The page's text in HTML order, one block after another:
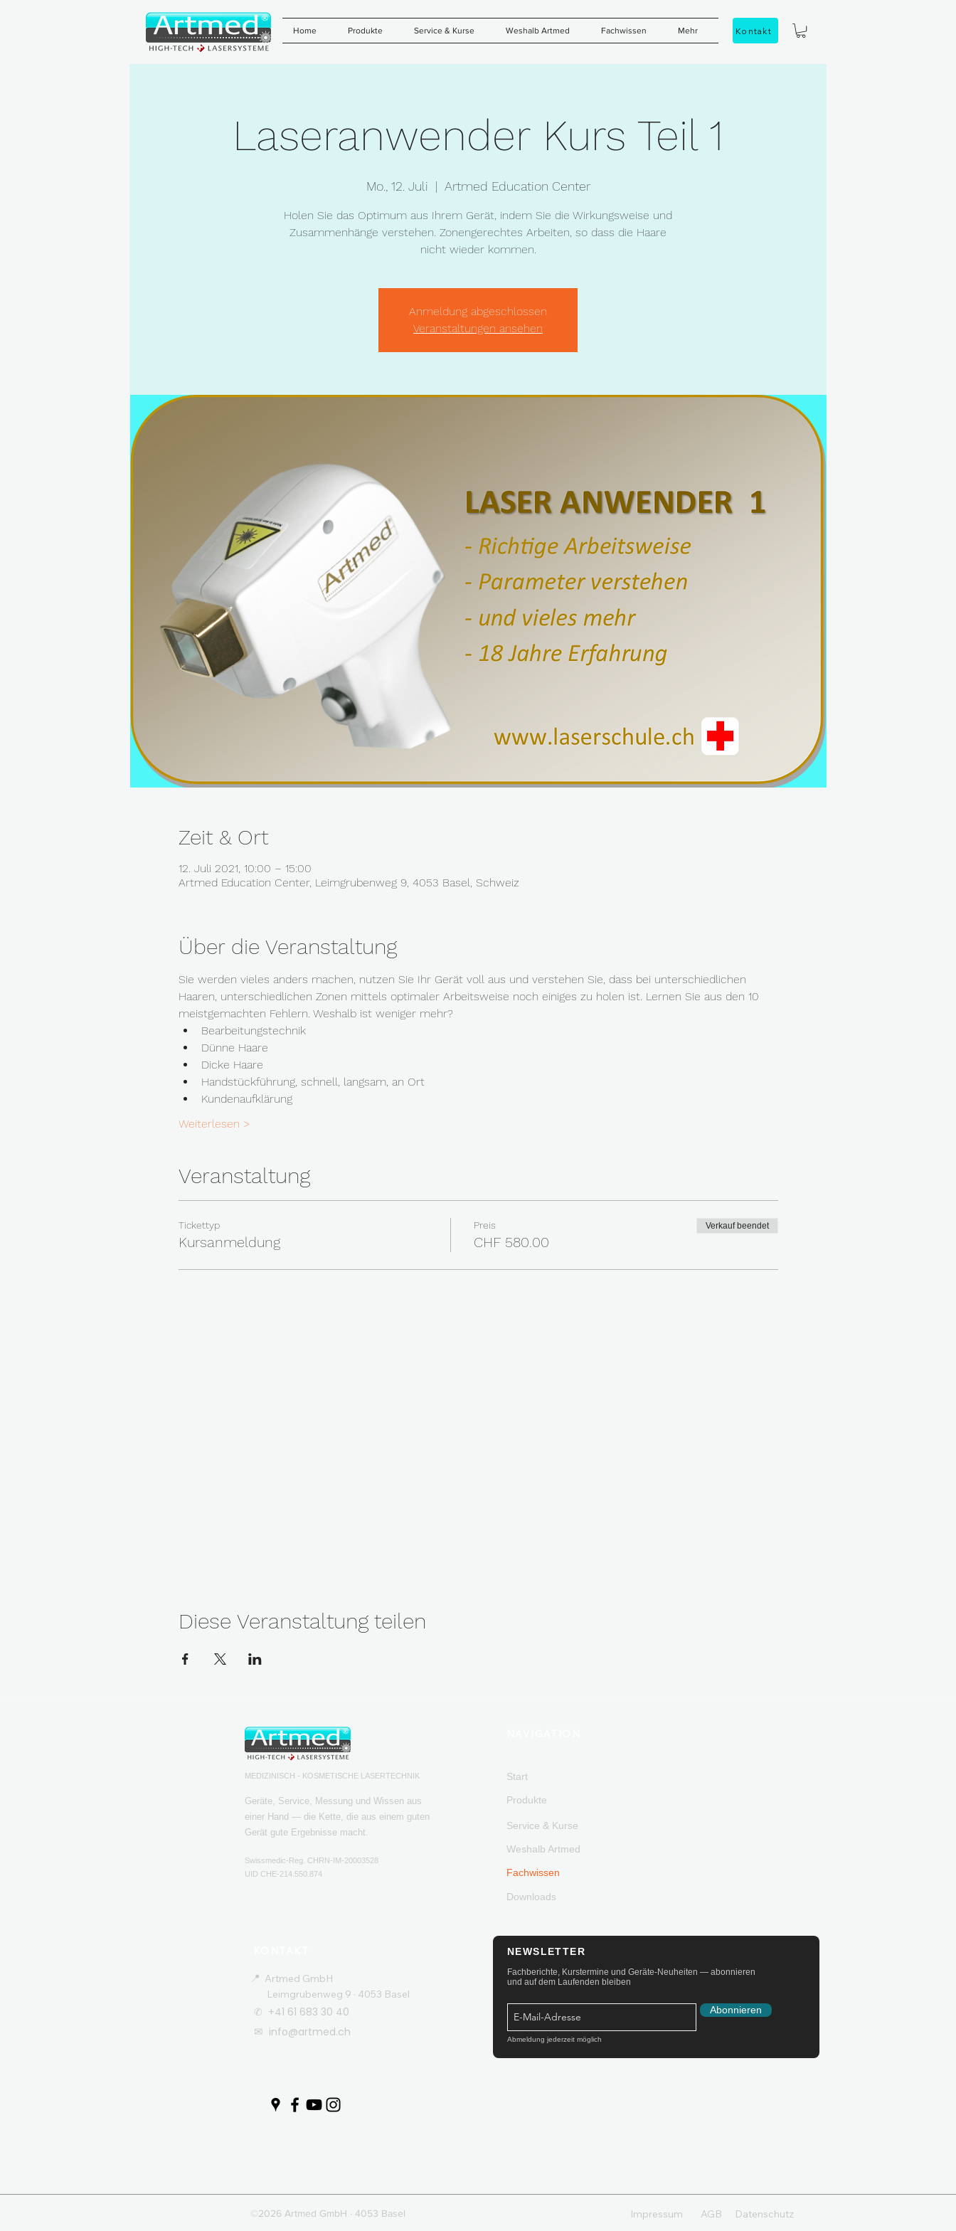
Home Produkte Service & Kurse Weshalb Artmed Fachwissen Mehr Kontakt
Laseranwender Kurs Teil 1
Mo., 12. Juli
  |
Artmed Education Center
Holen Sie das Optimum aus Ihrem Gerät, indem Sie die Wirkungsweise und
Zusammenhänge verstehen. Zonengerechtes Arbeiten, so dass die Haare
nicht wieder kommen.
Anmeldung abgeschlossen
Veranstaltungen ansehen
Zeit & Ort
12. Juli 2021, 10:00 – 15:00
Artmed Education Center, Leimgrubenweg 9, 4053 Basel, Schweiz
Über die Veranstaltung
Sie werden vieles anders machen, nutzen Sie Ihr Gerät voll aus und verstehen Sie, dass bei unterschiedlichen
Haaren, unterschiedlichen Zonen mittels optimaler Arbeitsweise noch einiges zu holen ist. Lernen Sie aus den 10
meistgemachten Fehlern. Weshalb ist weniger mehr?
Bearbeitungstechnik
Dünne Haare
Dicke Haare
Handstückführung, schnell, langsam, an Ort
Kundenaufklärung
Weiterlesen >
Veranstaltung
Tickettyp
Kursanmeldung
Preis
CHF 580.00
Verkauf beendet
Diese Veranstaltung teilen
MEDIZINISCH - KOSMETISCHE LASERTECHNIK
Geräte, Service, Messung und Wissen aus
einer Hand — die Kette, die aus einem guten
Gerät gute Ergebnisse macht.
Swissmedic-Reg. CHRN-IM-20003528
UID CHE-214.550.874
📍 Artmed GmbH
Leimgrubenweg 9 · 4053 Basel
✆ +41 61 683 30 40
✉ info@artmed.ch
Start
Produkte
Service & Kurse
Weshalb Artmed
Fachwissen
Downloads
NEWSLETTER
Fachberichte, Kurstermine und Geräte-Neuheiten — abonnieren
und auf dem Laufenden bleiben
Abonnieren
Abmeldung jederzeit möglich
©2026 Artmed GmbH · 4053 Basel Impressum AGB Datenschutz